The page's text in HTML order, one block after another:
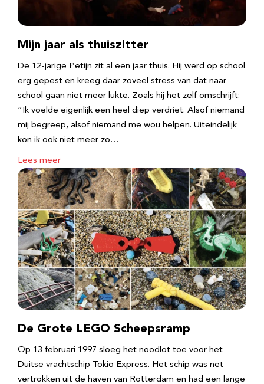
Mijn jaar als thuiszitter
De 12-jarige Petijn zit al een jaar thuis. Hij werd op school
erg gepest en kreeg daar zoveel stress van dat naar
school gaan niet meer lukte. Zoals hij het zelf omschrijft:
“Ik voelde eigenlijk een heel diep verdriet. Alsof niemand
mij begreep, alsof niemand me wou helpen. Uiteindelijk
kon ik ook niet meer zo…
Lees meer
De Grote LEGO Scheepsramp
Op 13 februari 1997 sloeg het noodlot toe voor het
Duitse vrachtschip Tokio Express. Het schip was net
vertrokken uit de haven van Rotterdam en had een lange